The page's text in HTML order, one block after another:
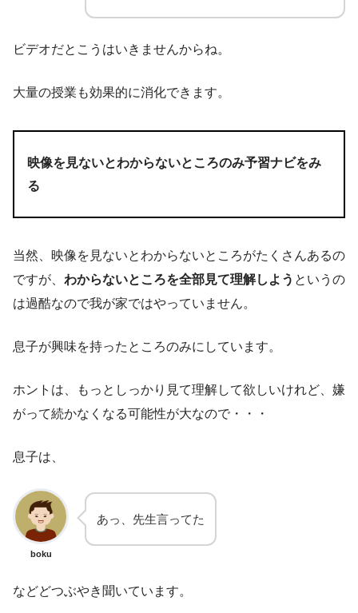
ビデオだとこうはいきませんからね。
大量の授業も効果的に消化できます。
映像を見ないとわからないところのみ予習ナビをみ
る
当然、映像を見ないとわからないところがたくさんあるの
ですが、 わからないところを全部見て理解しよう というの
は過酷なので我が家ではやっていません。
息子が興味を持ったところのみにしています。
ホントは、もっとしっかり見て理解して欲しいけれど、嫌
がって続かなくなる可能性が大なので・・・
息子は、
boku
あっ、先生言ってた
などどつぶやき聞いています。